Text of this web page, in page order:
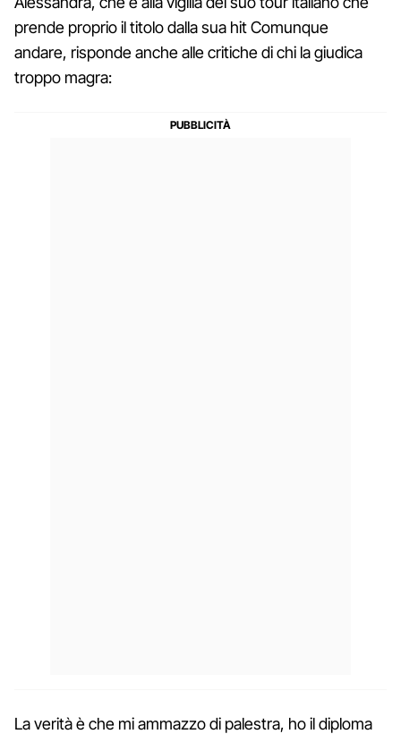
prende proprio il titolo dalla sua hit Comunque
andare, risponde anche alle critiche di chi la giudica
troppo magra:
La verità è che mi ammazzo di palestra, ho il diploma